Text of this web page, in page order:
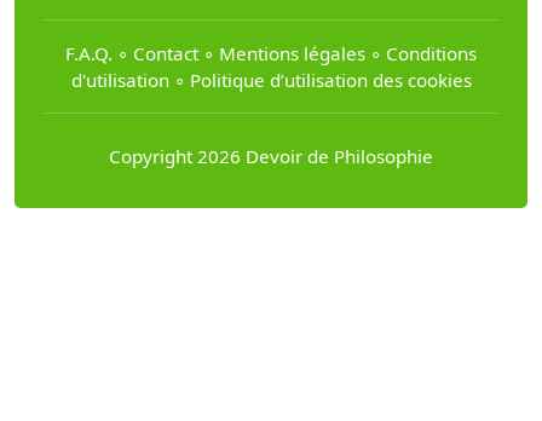
F.A.Q. ∘ Contact ∘ Mentions légales ∘ Conditions
d'utilisation∘ Politique d’utilisation des cookies
Copyright 2026 Devoir de Philosophie